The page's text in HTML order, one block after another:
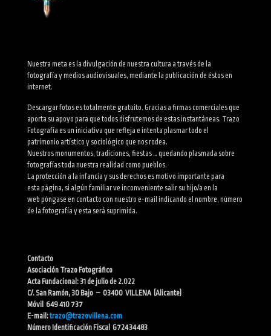
Nuestra meta es la divulgación de nuestra cultura a través de la
fotografía y medios audiovisuales, mediante la publicación de éstos en
internet.
Descargar fotos es totalmente gratuito. Gracias a firmas comerciales que
aporta su apoyo para que todos disfrutemos de estas instantáneas. Trazo
Fotografía es un iniciativa que refleja e intenta plasmar todo el
patrimonio artístico y sociológico que nos rodea.
Nuestros monumentos, tradiciones, fiestas … quedando plasmada sobre
fotografías toda nuestra realidad como pueblos.
La protección a la infancia y sus derechos es motivo importante para
esta página, si algún familiar ve inconveniente salir su hijo/a en la
web póngase en contacto con nuestro e-mail indicando el nombre, número
de la fotografía y esta será suprimida.
Contacto
Asociación Trazo Fotográfico
Acta Fundacional: 31 de julio de 2.022
C/. San Ramón, 30 Bajo – 03400 VILLENA (Alicante)
Móvil 649 410 737
E-mail:trazo@trazovillena.com
Número Identificación Fiscal G72434483